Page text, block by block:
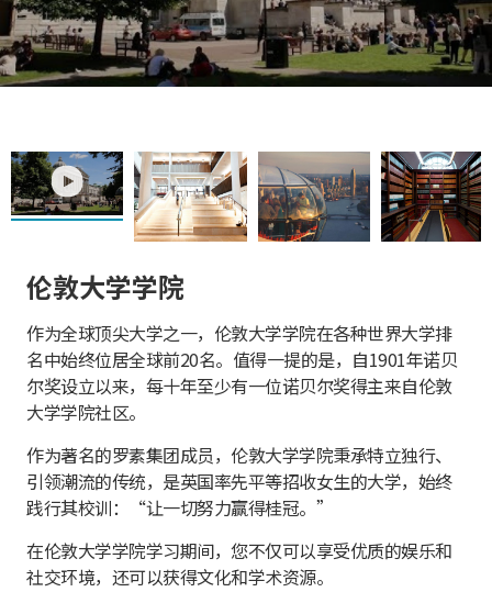
伦敦大学学院
作为全球顶尖大学之一，伦敦大学学院在各种世界大学排
名中始终位居全球前20名。值得一提的是，自1901年诺贝
尔奖设立以来，每十年至少有一位诺贝尔奖得主来自伦敦
大学学院社区。
作为著名的罗素集团成员，伦敦大学学院秉承特立独行、
引领潮流的传统，是英国率先平等招收女生的大学，始终
践行其校训：“让一切努力赢得桂冠。”
在伦敦大学学院学习期间，您不仅可以享受优质的娱乐和
社交环境，还可以获得文化和学术资源。